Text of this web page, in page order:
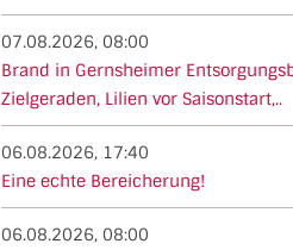
07.08.2026, 08:00
Brand in Gernsheimer
Zielgeraden, Lilien vor Saisonstart,..
06.08.2026, 17:40
Eine echte Bereicherung!
06.08.2026, 08:00